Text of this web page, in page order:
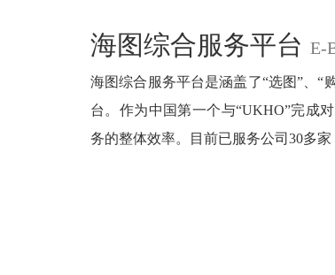
海图综合服务平台 E-
海图综合服务平台是涵盖了“选图”、“
台。作为中国第一个与“UKHO”完成
务的整体效率。目前已服务公司30多家